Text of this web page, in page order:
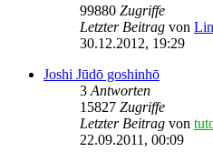
99880 Zugriffe
Letzter Beitrag von
30.12.2012, 19:29
Joshi Jūdō goshinhō
3 Antworten
15827 Zugriffe
Letzter Beitrag von
22.09.2011, 00:09